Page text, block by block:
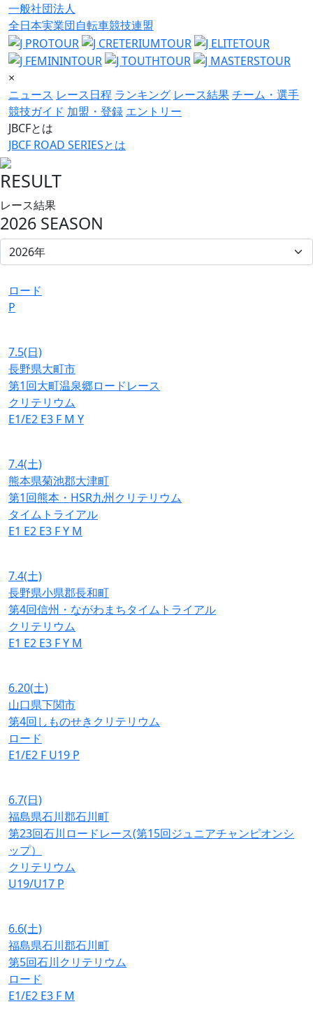
一般社団法人
全日本実業団自転車競技連盟
×
ニュース レース日程 ランキング レース結果チーム・選手
競技ガイド 加盟・登録 エントリー
JBCFとは
JBCF ROAD SERIESとは
RESULT
レース結果
2026 SEASON
ロード
P
7.5(日)
長野県大町市
第1回大町温泉郷ロードレース
クリテリウム
E1/E2 E3 F M Y
7.4(土)
熊本県菊池郡大津町
第1回熊本・HSR九州クリテリウム
タイムトライアル
E1 E2 E3 FY M
7.4(土)
長野県小県郡長和町
第4回信州・ながわまちタイムトライアル
クリテリウム
E1 E2 E3 FY M
6.20(土)
山口県下関市
第4回しものせきクリテリウム
ロード
E1/E2 F U19 P
6.7(日)
福島県石川郡石川町
第23回石川ロードレース(第15回ジュニアチャンピオンシ
ップ）
クリテリウム
U19/U17 P
6.6(土)
福島県石川郡石川町
第5回石川クリテリウム
ロード
E1/E2 E3 F M